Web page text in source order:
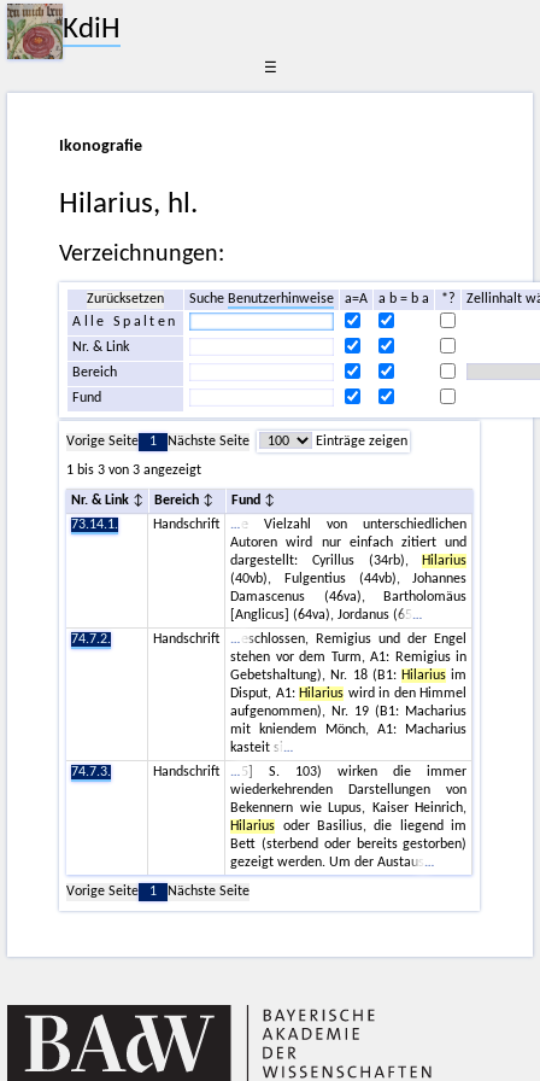
KdiH
☰
Ikonografie
Hilarius, hl.
Verzeichnungen:
Zurücksetzen SucheBenutzerhinweise a=A a b = b a *?
Zellinhalt
Alle Spalten
Nr. & Link
Bereich
Fund
Vorige Seite 1 Nächste Seite
Einträge zeigen
1 bis 3 von 3 angezeigt
Nr. & Link Bereich
Fund
73.14.1.
Handschrift
e Vielzahl von unterschiedlichen
Autoren wird nur einfach zitiert und
dargestellt: Cyrillus (34rb),
Hilarius
(40vb), Fulgentius (44vb), Johannes
Damascenus (46va), Bartholomäus
[Anglicus] (64va), Jordanus (65
74.7.2.
Handschrift
eschlossen, Remigius und der Engel
stehen vor dem Turm, A1: Remigius in
Gebetshaltung), Nr. 18 (B1: Hilarius im
Disput, A1: Hilarius wird in den Himmel
aufgenommen), Nr. 19 (B1: Macharius
mit kniendem Mönch, A1: Macharius
kasteit si
74.7.3.
Handschrift
5] S. 103) wirken die immer
wiederkehrenden Darstellungen von
Bekennern wie Lupus, Kaiser Heinrich,
Hilarius oder Basilius, die liegend im
Bett (sterbend oder bereits gestorben)
gezeigt werden. Um der Austaus
Vorige Seite
1 Nächste Seite